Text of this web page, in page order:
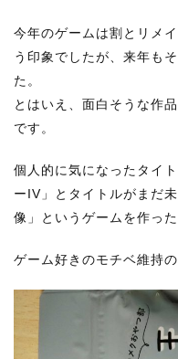
今年のゲームは割とリメ
う印象でしたが、来年も
た。
とはいえ、面白そうな作
です。
個人的に気になったタイ
ーIV」とタイトルがまだ
像」というゲームを作っ
ゲーム好きのモチベ維持